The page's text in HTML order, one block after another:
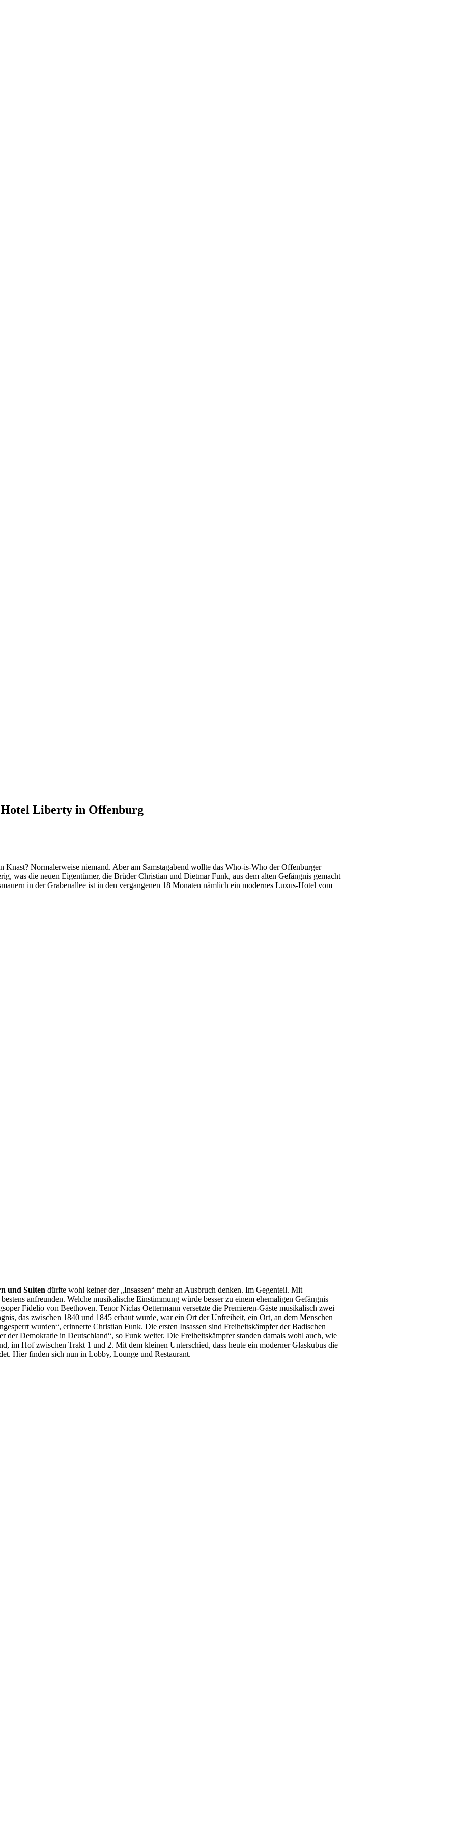
Liberty in Offenburg
Knast? Normalerweise niemand. Aber am Samstagabend wollte das Who-is-Who der Offenburger
was die neuen Eigentümer, die Brüder Christian und Dietmar Funk, aus dem alten Gefängnis gemacht
in der Grabenallee ist in den vergangenen 18 Monaten nämlich ein modernes Luxus-Hotel vom
und Suiten dürfte wohl keiner der „Insassen“ mehr an Ausbruch denken. Im Gegenteil. Mit
anfreunden. Welche musikalische Einstimmung würde besser zu einem ehemaligen Gefängnis
Fidelio von Beethoven. Tenor Niclas Oettermann versetzte die Premieren-Gäste musikalisch zwei
das zwischen 1840 und 1845 erbaut wurde, war ein Ort der Unfreiheit, ein Ort, an dem Menschen
wurden“, erinnerte Christian Funk. Die ersten Insassen sind Freiheitskämpfer der Badischen
der Demokratie in Deutschland“, so Funk weiter. Die Freiheitskämpfer standen damals wohl auch, wie
im Hof zwischen Trakt 1 und 2. Mit dem kleinen Unterschied, dass heute ein moderner Glaskubus die
Hier finden sich nun in Lobby, Lounge und Restaurant.